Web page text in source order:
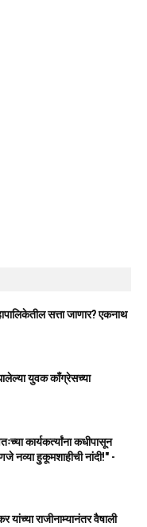
सत्ता जाणार? एकनाथ
युवक काँग्रेसच्या
कार्यकर्त्यांना कधीपासून
नव्या हुकूमशाहीची नांदी!" -
यांच्या राजीनाम्यानंतर वैषाली